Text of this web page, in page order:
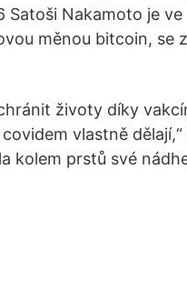
Satoši Nakamoto je ve
měnou bitcoin, se
životy díky
vlastně dělají,“
kolem prstů své